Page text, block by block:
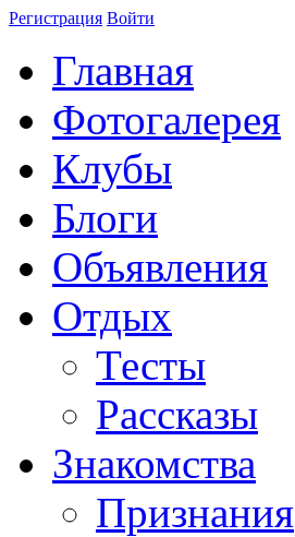
Регистрация Войти
Главная
Фотогалерея
Клубы
Блоги
Объявления
Отдых
Тесты
Рассказы
Знакомства
Признания